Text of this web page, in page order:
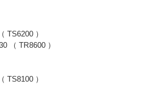
TS6200 ）
（ TR8600 ）
TS8100 ）